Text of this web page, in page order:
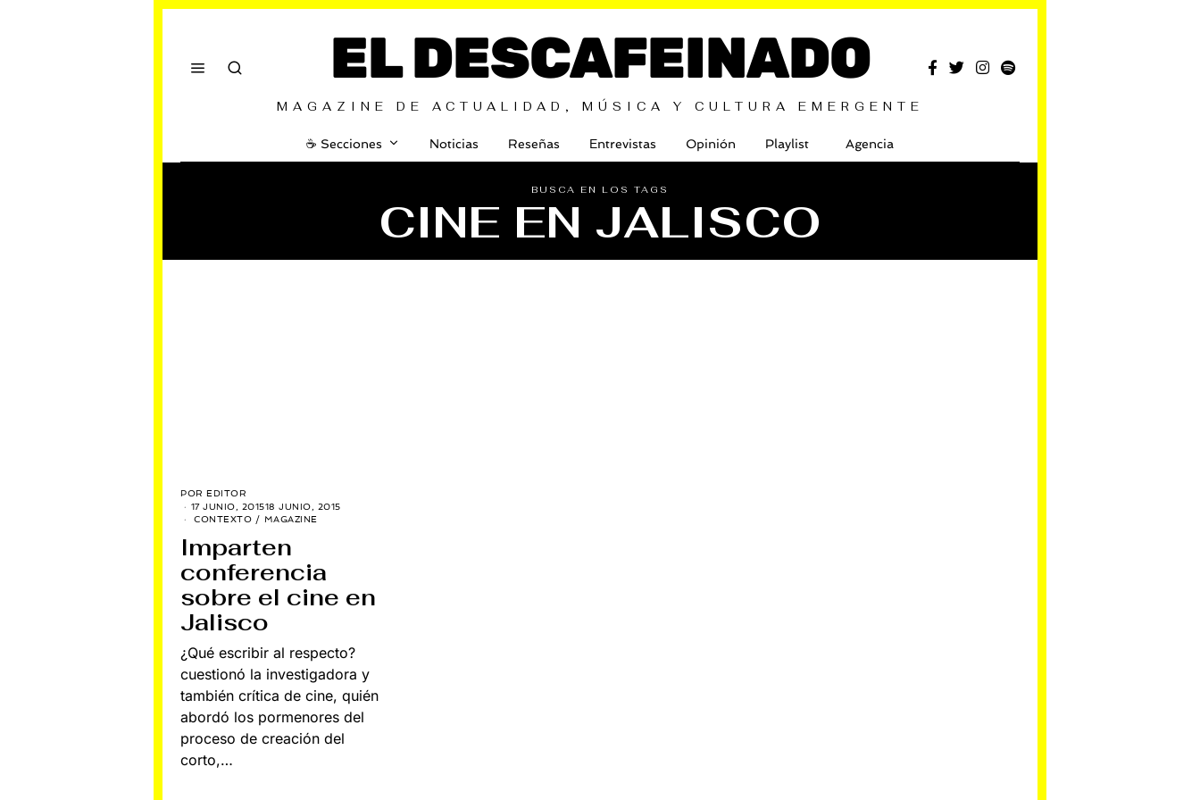
EL DESCAFEINADO
MAGAZINE DE ACTUALIDAD, MÚSICA Y CULTURA EMERGENTE
☕️ Secciones Noticias Reseñas Entrevistas Opinión Playlist Agencia
BUSCA EN LOS TAGS
CINE EN JALISCO
POR EDITOR
17 JUNIO, 201518 JUNIO, 2015
CONTEXTO / MAGAZINE
Imparten
conferencia
sobre el cine en
Jalisco
¿Qué escribir al respecto?
cuestionó la investigadora y
también crítica de cine, quién
abordó los pormenores del
proceso de creación del
corto,…